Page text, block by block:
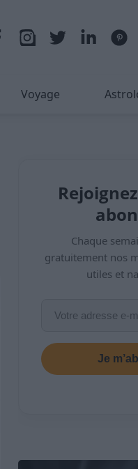
Voyage
Chaque
gratuitement nos
utiles et
Je